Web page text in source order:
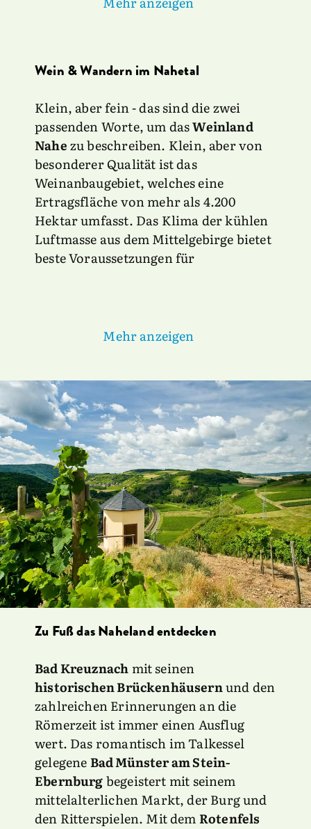
Wein & Wandern im Nahetal
Klein, aber fein - das sind die zwei
passenden Worte, um dasWeinland
Nahezu beschreiben. Klein, aber von
besonderer Qualität ist das
Weinanbaugebiet, welches eine
Ertragsfläche von mehr als 4.200
Hektar umfasst. Das Klima der kühlen
Luftmasse aus dem Mittelgebirge bietet
beste Voraussetzungen für
Mehr anzeigen
Zu Fuß das Naheland entdecken
Bad Kreuznachmit seinen
historischen Brückenhäusernund den
zahlreichen Erinnerungen an die
Römerzeit ist immer einen Ausflug
wert. Das romantisch im Talkessel
gelegene Bad Münster am Stein-
Ebernburgbegeistert mit seinem
mittelalterlichen Markt, der Burg und
den Ritterspielen. Mit dem Rotenfels